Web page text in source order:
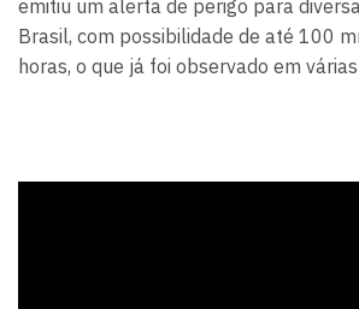
emitiu um alerta de perigo para
Brasil, com possibilidade de até 100
horas, o que já foi observado em